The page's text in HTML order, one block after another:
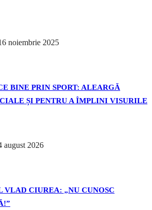
noiembrie 2025
BINE PRIN SPORT: ALEARGĂ
ȘI PENTRU A ÎMPLINI VISURILE
august 2026
VLAD CIUREA: „NU CUNOSC